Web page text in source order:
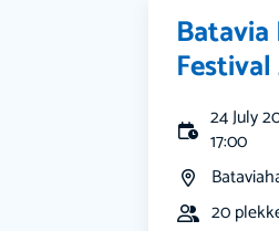
24 July
17:00
20